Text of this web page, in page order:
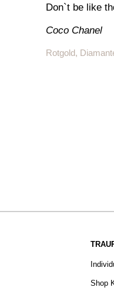
Don`t be like
Coco Chanel
Rotgold,
Shop